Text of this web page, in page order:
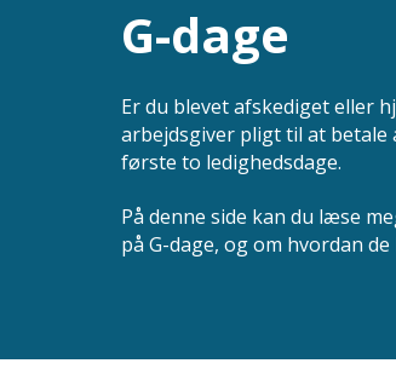
G-dage
Er du blevet afskediget eller
arbejdsgiver pligt til at
første to ledighedsdage.
På denne side kan du læse
på G-dage, og om hvordan